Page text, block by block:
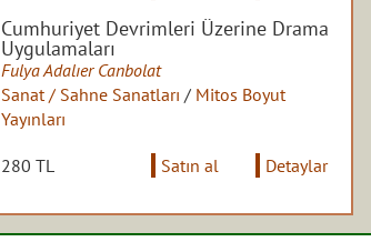
Cumhuriyet Devrimleri Üzerine Drama
Uygulamaları
Fulya Adalıer Canbolat
Sanat / Sahne Sanatları / Mitos Boyut
Yayınları
280 TL Satın al Detaylar